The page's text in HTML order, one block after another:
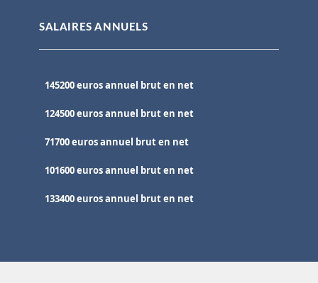
SALAIRES ANNUELS
145200 euros annuel brut en net
124500 euros annuel brut en net
71700 euros annuel brut en net
101600 euros annuel brut en net
133400 euros annuel brut en net